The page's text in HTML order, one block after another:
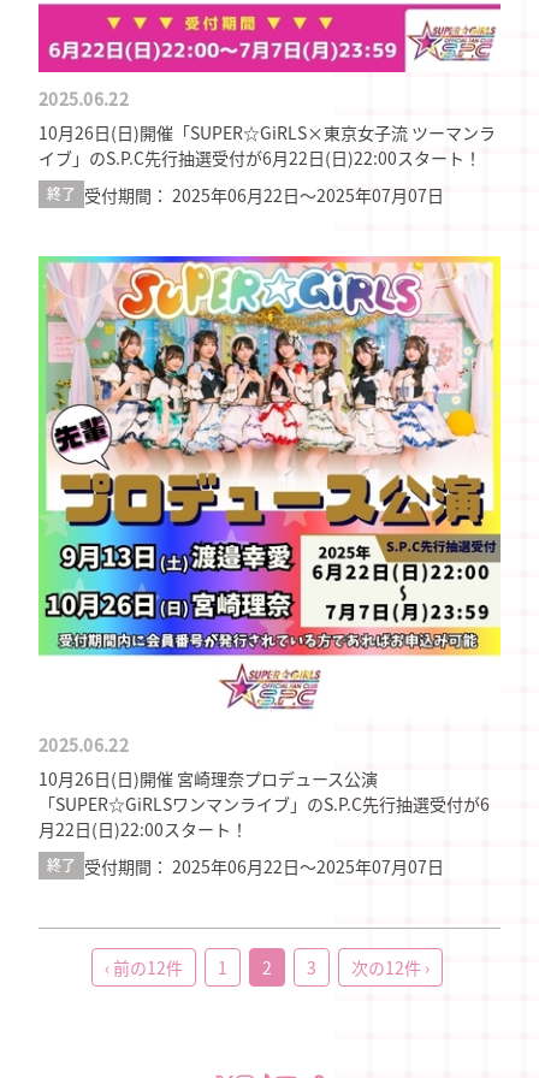
2025.06.22
10月26日(日)開催「SUPER☆GiRLS×東京女子流 ツーマンラ
イブ」のS.P.C先行抽選受付が6月22日(日)22:00スタート！
終了 受付期間： 2025年06月22日〜2025年07月07日
2025.06.22
10月26日(日)開催 宮崎理奈プロデュース公演
「SUPER☆GiRLSワンマンライブ」のS.P.C先行抽選受付が6
月22日(日)22:00スタート！
終了 受付期間： 2025年06月22日〜2025年07月07日
‹ 前の12件 1 2 3 次の12件 ›